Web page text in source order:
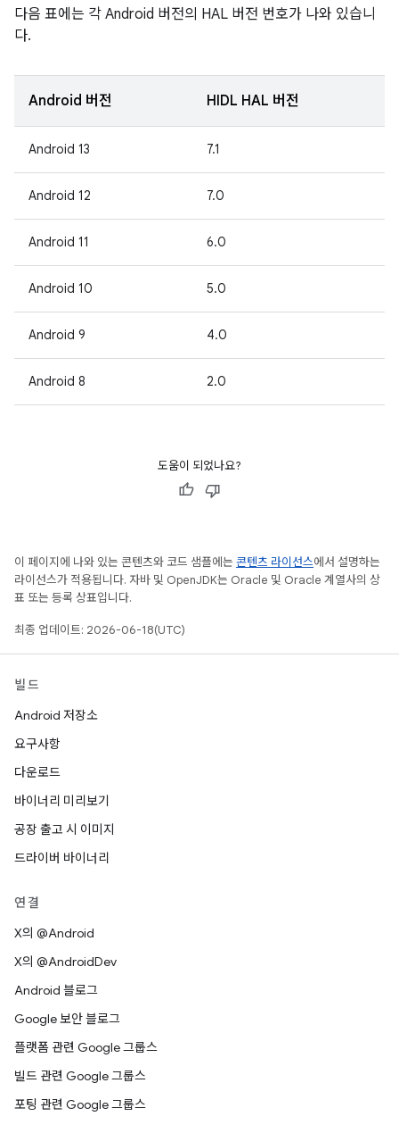
다음 표에는 각 Android 버전의 HAL 버전 번호가 나와 있습니
다.
Android 버전 HIDL HAL 버전
Android 13 7.1
Android 12 7.0
Android 11 6.0
Android 10 5.0
Android 9 4.0
Android 8 2.0
도움이 되었나요?
이 페이지에 나와 있는 콘텐츠와 코드 샘플에는 콘텐츠 라이선스에서 설명하는
라이선스가 적용됩니다. 자바 및 OpenJDK는 Oracle 및 Oracle 계열사의 상
표 또는 등록 상표입니다.
최종 업데이트: 2026-06-18(UTC)
빌드
Android 저장소
요구사항
다운로드
바이너리 미리보기
공장 출고 시 이미지
드라이버 바이너리
연결
X의 @Android
X의 @AndroidDev
Android 블로그
Google 보안 블로그
플랫폼 관련 Google 그룹스
빌드 관련 Google 그룹스
포팅 관련 Google 그룹스